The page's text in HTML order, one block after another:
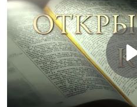
Божие наказание
Что включает в себя жизнь
с Богом?